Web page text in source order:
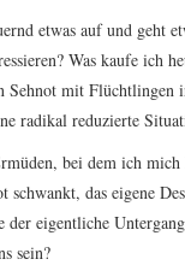
etwas auf und geht
Was kaufe ich
mit Flüchtlingen
radikal reduzierte
bei dem ich
schwankt, das eigene
eigentliche
sein?